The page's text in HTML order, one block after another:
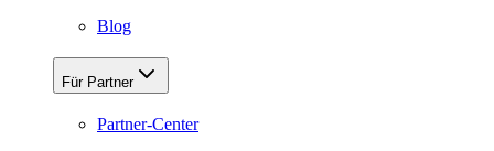
Blog
Für Partner
Partner-Center